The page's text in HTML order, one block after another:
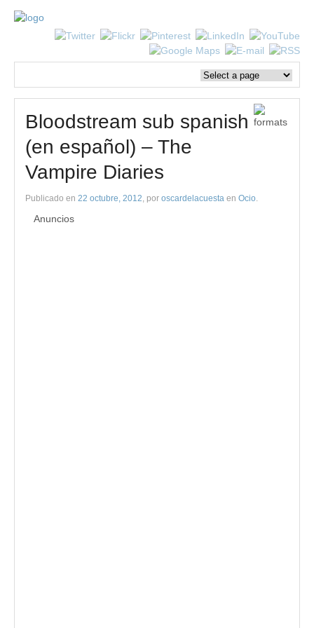
Bloodstream sub spanish
(en español) – The
Vampire Diaries
Publicado en 22 octubre, 2012, por oscardelacuesta en Ocio.
Anuncios